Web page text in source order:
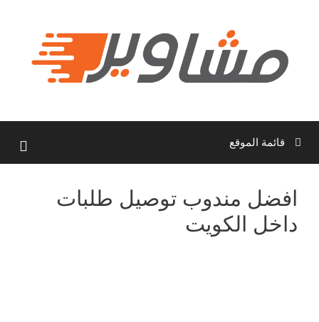
قائمة الموقع
افضل مندوب توصيل طلبات
داخل الكويت